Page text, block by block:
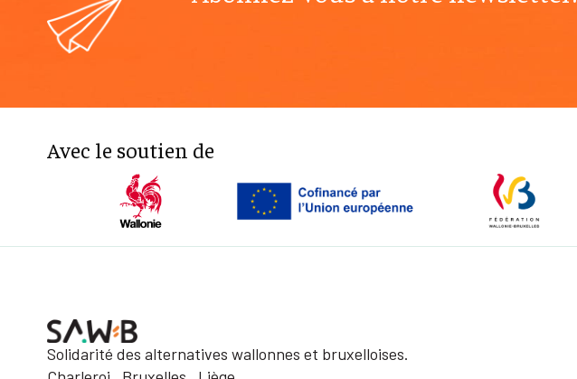
Avec le soutien de
Solidarité des alternatives wallonnes et bruxelloises.